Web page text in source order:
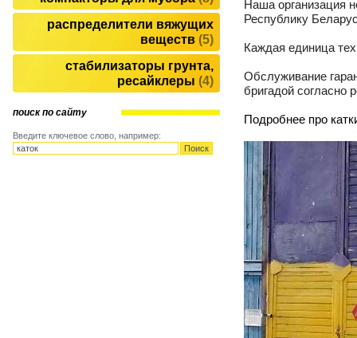
распределители вяжущих
веществ 5
стабилизаторы грунта,
ресайклеры 4
поиск по сайту
Введите ключевое слово, например:
Наша организация
Республику
Каждая единица
Обслуживание
бригадой согласно
Подробнее про